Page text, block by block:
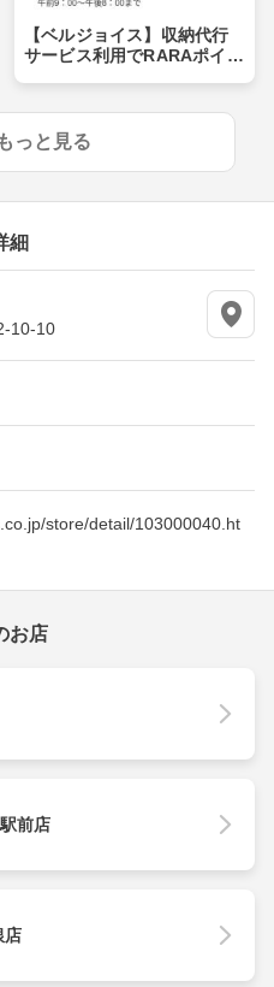
【ベルジョイス】収納代行
サービス利用でRARAポイン
っと見る
細
10-10
store/detail/103000040.ht
お店
前店
店